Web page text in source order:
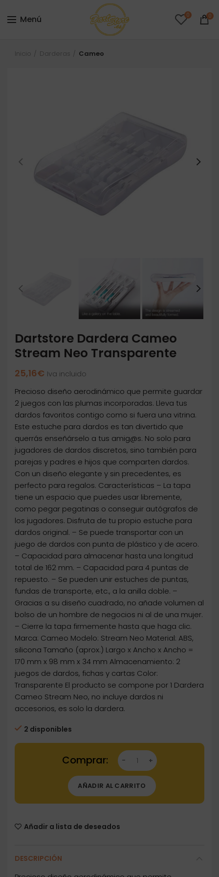
Menú 0 0
Inicio Darderas Cameo
Dartstore Dardera Cameo
Stream Neo Transparente
25,16€ Iva incluido
Precioso diseño aerodinámico que permite guardar
2 juegos con las plumas incorporadas. Lleva tus
dardos favoritos contigo como si fuera una vitrina.
Este estuche para dardos es tan divertido que
querrás enseñárselo a tus amig@s. No solo para
jugadores de dardos discretos, sino también para
parejas y padres e hijos que comparten dardos.
Con un diseño elegante y sin precedentes, es
perfecto para regalos. Características – La tapa
tiene un espacio que puedes usar libremente,
como pegar pegatinas o conseguir autógrafos de
los jugadores. Disfruta de tu propio estuche para
dardos original. – Se puede transportar con un
juego de dardos con punta de plástico y de acero.
– Capacidad para almacenar hasta una longitud
total de 162 mm. – Capacidad para 4 puntas de
repuesto. – Se pueden unir estuches de puntas,
fundas de transporte, etc., a la anilla doble. –
Gracias a su diseño cuadrado, no añade volumen al
bolso de un hombre de negocios ni al de una mujer.
– Cierre la tapa firmemente hasta que haga clic.
Marca: Cameo Modelo: Stream Neo Material: ABS,
silicona Tamaño (aprox.) Largo x Ancho x Ancho =
170 mm x 98 mm x 34 mm Almacenamiento: 2
juegos de dardos, fichas y cartas Color:
Transparente El producto se compone por 1 Dardera
Cameo Stream Neo, no incluye dardos ni
accesorios, es solo la dardera.
2 disponibles
Dartstore Dardera Cameo Stream Neo
AÑADIR AL CARRITO
Añadir a lista de deseados
DESCRIPCIÓN